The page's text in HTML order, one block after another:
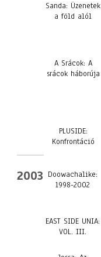
Sanda: Üzenetek
a föld alól
A Srácok: A
srácok háborúja
PLUSIDE:
Konfrontáció
2003 Doowachalike:
1998-2002
EAST SIDE UNIA:
VOL. III.